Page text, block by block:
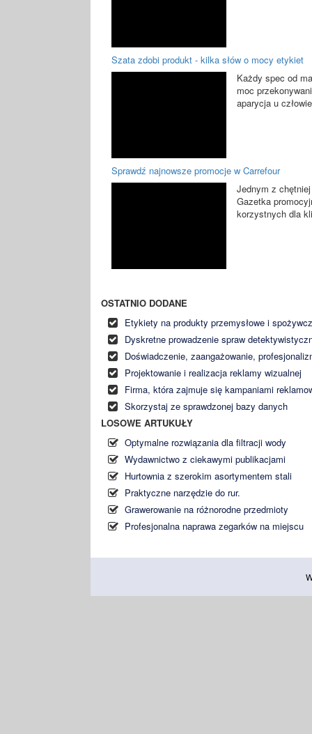
Szata zdobi produkt - kilka słów o mocy etykiet
Każdy spec od
moc
aparycja u
Sprawdź najnowsze promocje w Carrefour
Jednym z
Gazetka
korzystnych dla
OSTATNIO DODANE
Etykiety na produkty przemysłowe i
Dyskretne prowadzenie spraw
Doświadczenie, zaangażowanie,
Projektowanie i realizacja reklamy wizualnej
Firma, która zajmuje się kampaniami
Skorzystaj ze sprawdzonej bazy danych
LOSOWE ARTUKUŁY
Optymalne rozwiązania dla filtracji wody
Wydawnictwo z ciekawymi publikacjami
Hurtownia z szerokim asortymentem stali
Praktyczne narzędzie do rur.
Grawerowanie na różnorodne przedmioty
Profesjonalna naprawa zegarków na miejscu